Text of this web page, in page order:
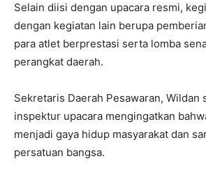
Selain diisi dengan upacara resmi,
dengan kegiatan lain berupa
para atlet berprestasi serta lomba
perangkat daerah.
Sekretaris Daerah Pesawaran, Wildan
inspektur upacara mengingatkan
menjadi gaya hidup masyarakat dan
persatuan bangsa.